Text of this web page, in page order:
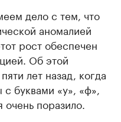
дело с тем, что
аномалией
рост обеспечен
Об этой
лет назад, когда
буквами «у», «ф»,
поразило.